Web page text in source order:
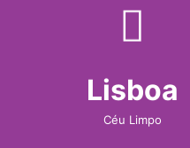
Lisboa
Céu Limpo